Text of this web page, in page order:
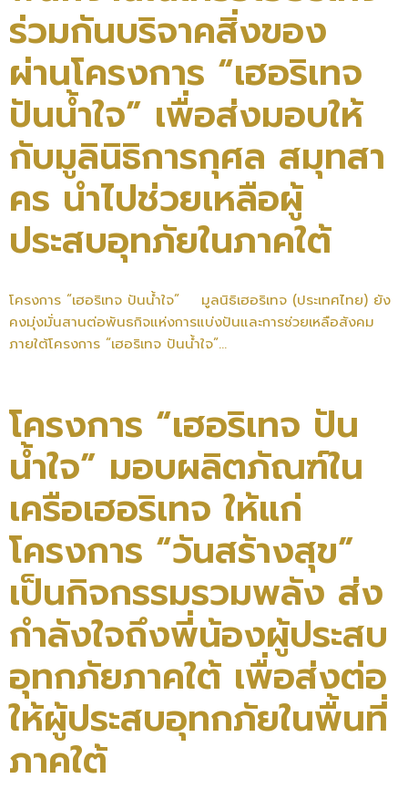
ร่วมกันบริจาคสิ่งของ
ผ่านโครงการ “เฮอริเทจ
ปันน้ำใจ” เพื่อส่งมอบให้
กับมูลินิธิการกุศล สมุทสา
คร นำไปช่วยเหลือผู้
ประสบอุทภัยในภาคใต้
โครงการ “เฮอริเทจ ปันน้ำใจ” มูลนิธิเฮอริเทจ (ประเทศไทย) ยัง
คงมุ่งมั่นสานต่อพันธกิจแห่งการแบ่งปันและการช่วยเหลือสังคม
ภายใต้โครงการ “เฮอริเทจ ปันน้ำใจ”...
โครงการ “เฮอริเทจ ปัน
น้ำใจ” มอบผลิตภัณฑ์ใน
เครือเฮอริเทจ ให้แก่
โครงการ “วันสร้างสุข”
เป็นกิจกรรมรวมพลัง ส่ง
กำลังใจถึงพี่น้องผู้ประสบ
อุทกภัยภาคใต้ เพื่อส่งต่อ
ให้ผู้ประสบอุทกภัยในพื้นที่
ภาคใต้